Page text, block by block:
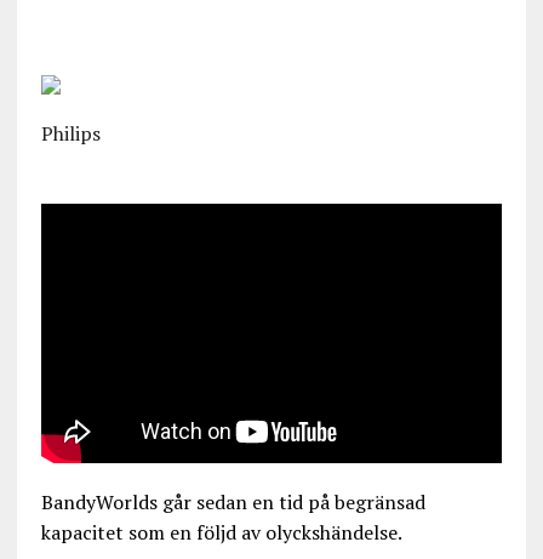
Philips
BandyWorlds går sedan en tid på begränsad
kapacitet som en följd av olyckshändelse.